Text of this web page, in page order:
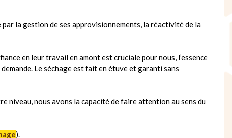
la gestion de ses approvisionnements, la réactivité de la
en leur travail en amont est cruciale pour nous, l’essence
Le séchage est fait en étuve et garanti sans
niveau, nous avons la capacité de faire attention au sens du
).